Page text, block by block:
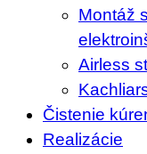
Montáž
Airless
Čistenie
Realizácie